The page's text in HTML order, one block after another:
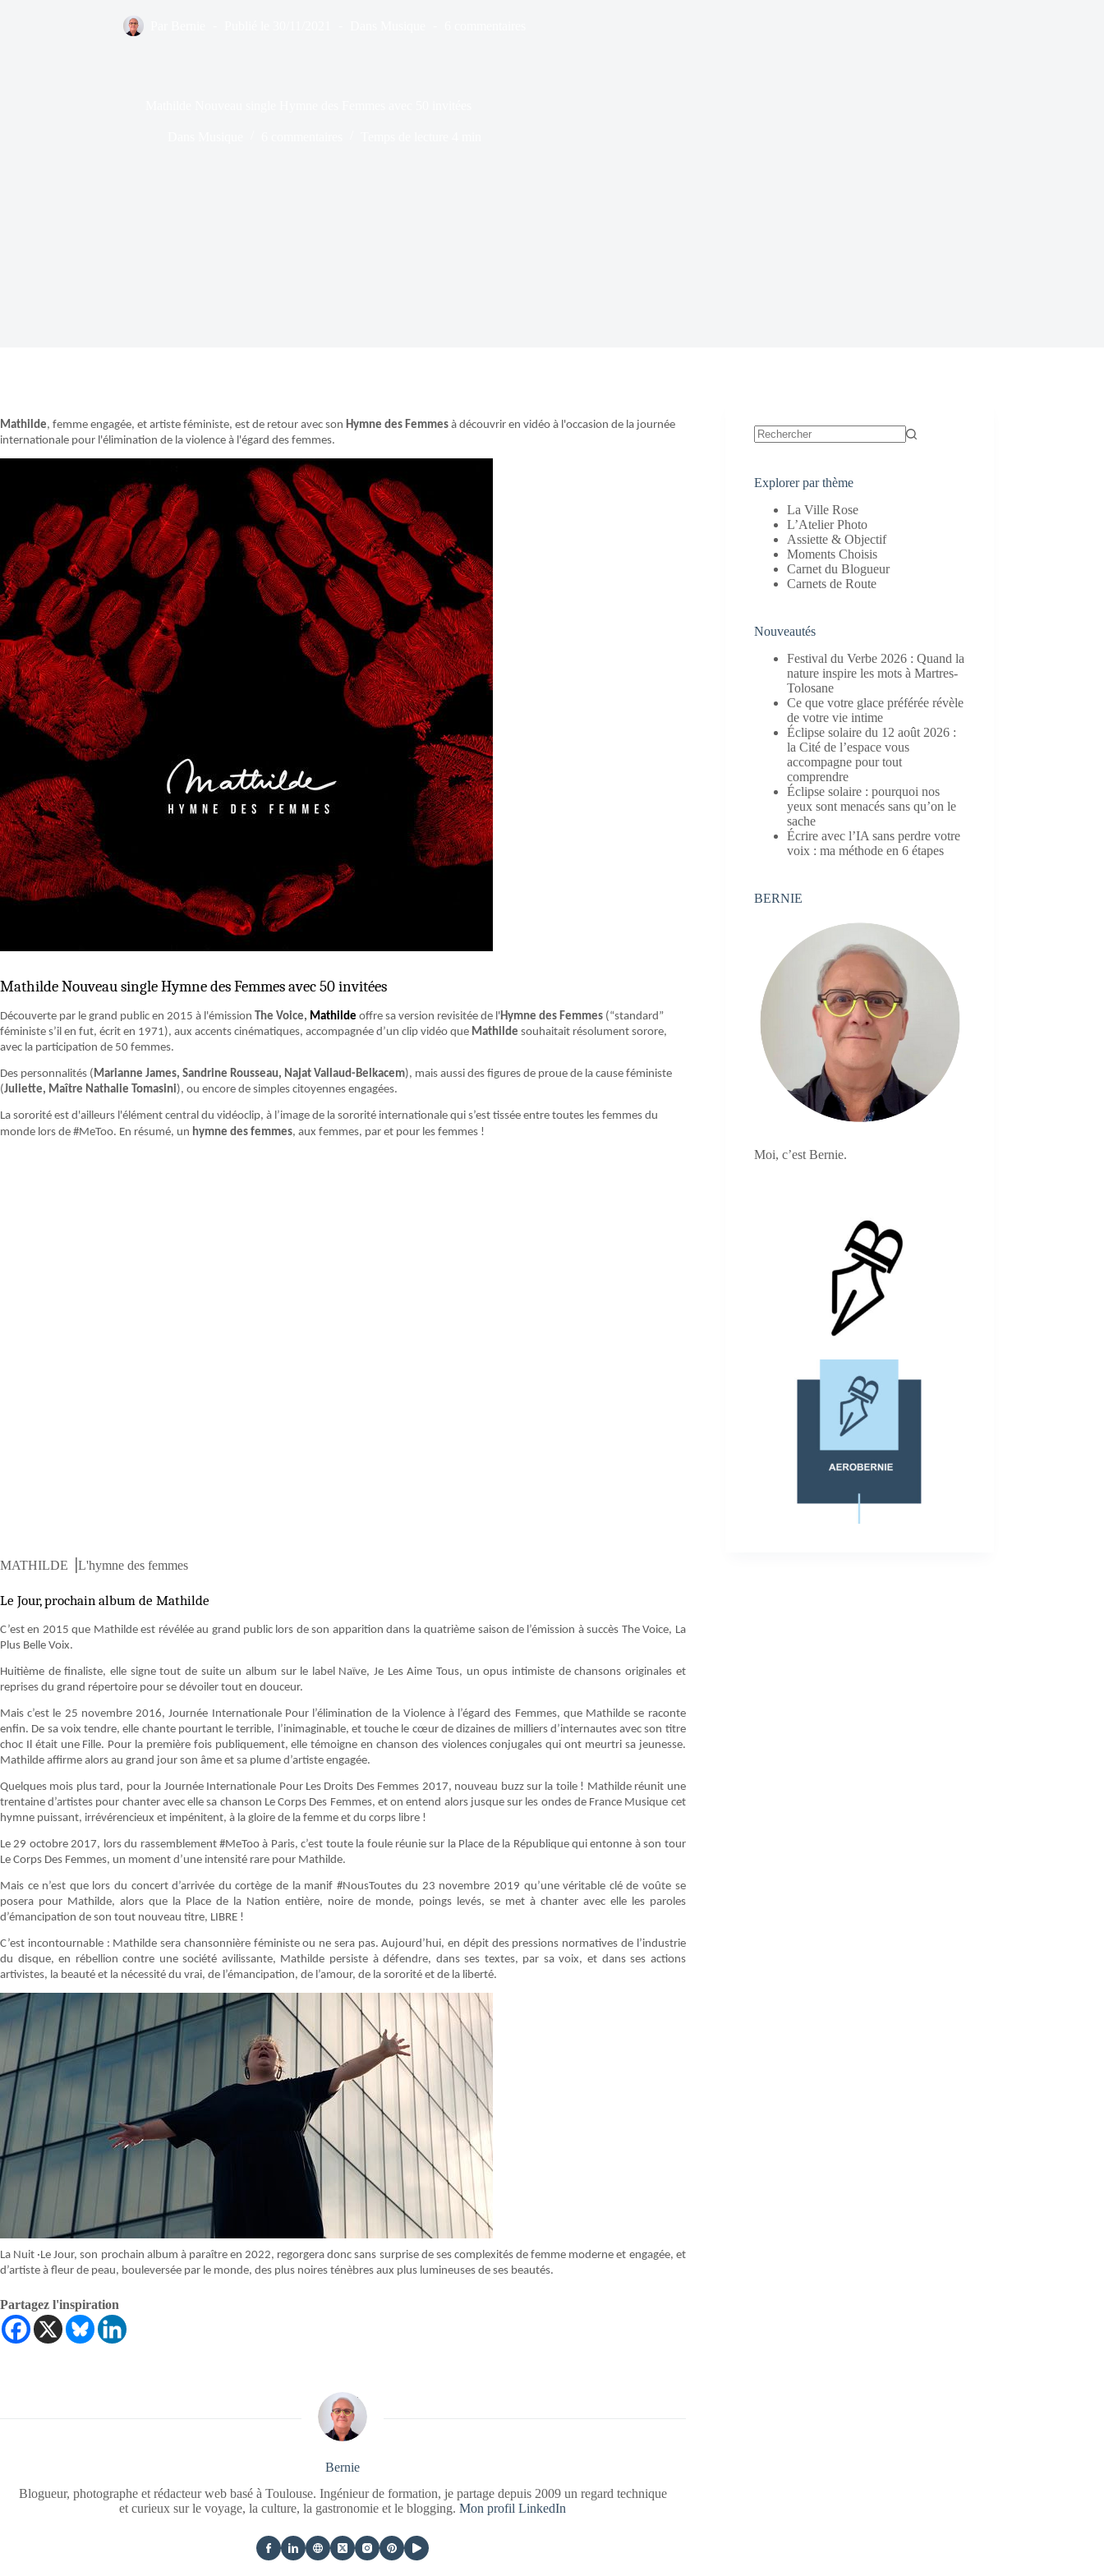
Mathilde, femme engagée, et artiste féministe, est de retour avec son Hymne des Femmes à découvrir en vidéo à l'occasion de la journée
internationale pour l'élimination de la violence à l'égard des femmes.
Mathilde Nouveau single Hymne des Femmes avec 50 invitées
Découverte par le grand public en 2015 à l'émission The Voice, Mathilde offre sa version revisitée de l'Hymne des Femmes (“standard”
féministe s’il en fut, écrit en 1971), aux accents cinématiques, accompagnée d’un clip vidéo que Mathilde souhaitait résolument sorore,
avec la participation de 50 femmes.
Des personnalités ( Marianne James, Sandrine Rousseau, Najat Vallaud-Belkacem), mais aussi des figures de proue de la cause féministe
(Juliette, Maître Nathalie Tomasini), ou encore de simples citoyennes engagées.
La sororité est d'ailleurs l'élément central du vidéoclip, à l’image de la sororité internationale qui s’est tissée entre toutes les femmes du
monde lors de #MeToo. En résumé, un hymne des femmes, aux femmes, par et pour les femmes !
MATHILDE ⎟L'hymne des femmes
Le Jour, prochain album de Mathilde
C’est en 2015 que Mathilde est révélée au grand public lors de son apparition dans la quatrième saison de l’émission à succès The Voice, La
Plus Belle Voix.
Huitième de finaliste, elle signe tout de suite un album sur le label Naïve, Je Les Aime Tous, un opus intimiste de chansons originales et
reprises du grand répertoire pour se dévoiler tout en douceur.
Mais c’est le 25 novembre 2016, Journée Internationale Pour l’élimination de la Violence à l’égard des Femmes, que Mathilde se raconte
enfin. De sa voix tendre, elle chante pourtant le terrible, l’inimaginable, et touche le cœur de dizaines de milliers d’internautes avec son titre
choc Il était une Fille. Pour la première fois publiquement, elle témoigne en chanson des violences conjugales qui ont meurtri sa jeunesse.
Mathilde affirme alors au grand jour son âme et sa plume d’artiste engagée.
Quelques mois plus tard, pour la Journée Internationale Pour Les Droits Des Femmes 2017, nouveau buzz sur la toile ! Mathilde réunit une
trentaine d’artistes pour chanter avec elle sa chanson Le Corps Des Femmes, et on entend alors jusque sur les ondes de France Musique cet
hymne puissant, irrévérencieux et impénitent, à la gloire de la femme et du corps libre !
Le 29 octobre 2017, lors du rassemblement #MeToo à Paris, c’est toute la foule réunie sur la Place de la République qui entonne à son tour
Le Corps Des Femmes, un moment d’une intensité rare pour Mathilde.
Mais ce n’est que lors du concert d’arrivée du cortège de la manif #NousToutes du 23 novembre 2019 qu’une véritable clé de voûte se
posera pour Mathilde, alors que la Place de la Nation entière, noire de monde, poings levés, se met à chanter avec elle les paroles
d’émancipation de son tout nouveau titre, LIBRE !
C’est incontournable : Mathilde sera chansonnière féministe ou ne sera pas. Aujourd’hui, en dépit des pressions normatives de l’industrie
du disque, en rébellion contre une société avilissante, Mathilde persiste à défendre, dans ses textes, par sa voix, et dans ses actions
artivistes, la beauté et la nécessité du vrai, de l’émancipation, de l’amour, de la sororité et de la liberté.
La Nuit ·Le Jour, son prochain album à paraître en 2022, regorgera donc sans surprise de ses complexités de femme moderne et engagée, et
d’artiste à fleur de peau, bouleversée par le monde, des plus noires ténèbres aux plus lumineuses de ses beautés.
Partagez l'inspiration
Bernie
Blogueur, photographe et rédacteur web basé à Toulouse. Ingénieur de formation, je partage depuis 2009 un regard technique
et curieux sur le voyage, la culture, la gastronomie et le blogging.Mon profil LinkedIn
Explorer par thème
La Ville Rose
L’Atelier Photo
Assiette & Objectif
Moments Choisis
Carnet du Blogueur
Carnets de Route
Nouveautés
Festival du Verbe 2026 : Quand la
nature inspire les mots à Martres-
Tolosane
Ce que votre glace préférée révèle
de votre vie intime
Éclipse solaire du 12 août 2026 :
la Cité de l’espace vous
accompagne pour tout
comprendre
Éclipse solaire : pourquoi nos
yeux sont menacés sans qu’on le
sache
Écrire avec l’IA sans perdre votre
voix : ma méthode en 6 étapes
BERNIE
Moi, c’est Bernie.